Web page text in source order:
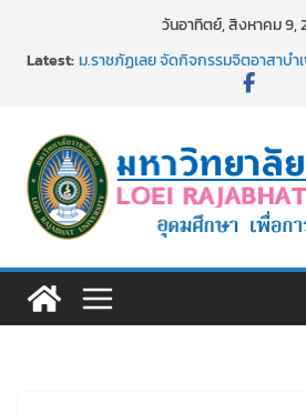
วันอาทิตย์, สิงหาคม 9,
Latest:ประกาศผู้ชนะการเสนอราคา จ้างท
๑,๙๗๒ ชุด โดยวิธีเฉพาะเจาะจง
ม.ราชภัฏเลย จัดกิจกรรมจิตอาสาบำ
รายชื่อผู้ผ่านการสอบแข่งขันเพื่อเป็นลู
สังกัดมหาวิทยาลัยราชภัฏเลย ด้วยเ
เงินรายได้
ม.ราชภัฏเลย จัดมหกรรมวิชาการ เปิด
นักเรียนมัธยมปลายค้นหาสาขาวิชาใ
ประจำปีงบประมาณ พ.ศ. 2570